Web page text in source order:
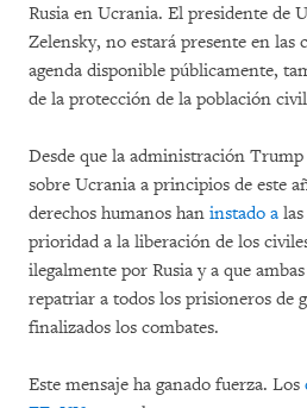
Rusia en Ucrania. El presidente de
Zelensky, no estará presente en las
agenda disponible públicamente,
de la protección de la población
Desde que la administración
sobre Ucrania a principios de este
derechos humanos han instado a
prioridad a la liberación de los
ilegalmente por Rusia y a que
repatriar a todos los prisioneros de
finalizados los combates.
Este mensaje ha ganado fuerza. Los